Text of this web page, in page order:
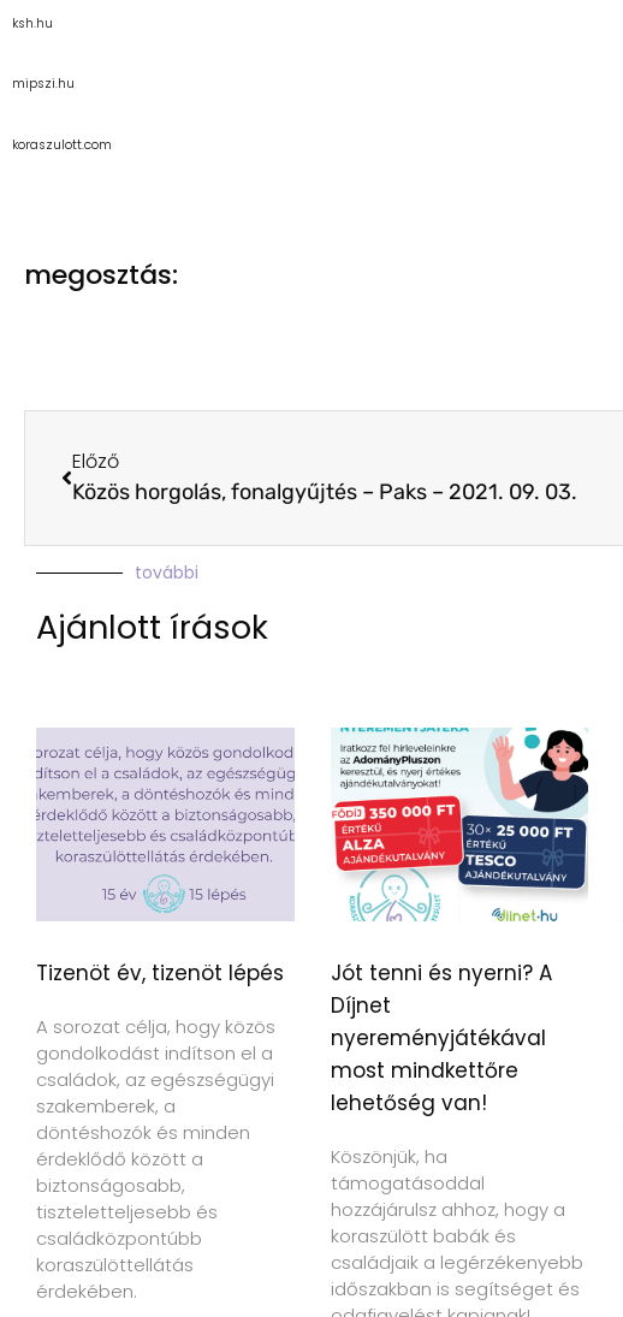
ksh.hu
mipszi.hu
koraszulott.com
megosztás:
Előző
Közös horgolás, fonalgyűjtés – Paks – 2021. 09. 03.
további
Ajánlott írások
Tizenöt év, tizenöt lépés
A sorozat célja, hogy közös
gondolkodást indítson el a
családok, az egészségügyi
szakemberek, a
döntéshozók és minden
érdeklődő között a
biztonságosabb,
tiszteletteljesebb és
családközpontúbb
koraszülöttellátás
érdekében.
Jót tenni és nyerni? A
Díjnet
nyereményjátékával
most mindkettőre
lehetőség van!
Köszönjük, ha
támogatásoddal
hozzájárulsz ahhoz, hogy a
koraszülött babák és
családjaik a legérzékenyebb
időszakban is segítséget és